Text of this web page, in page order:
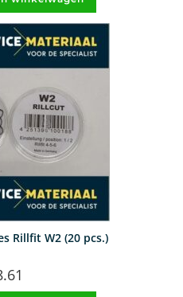
Rillfit W2 (20 pcs.)